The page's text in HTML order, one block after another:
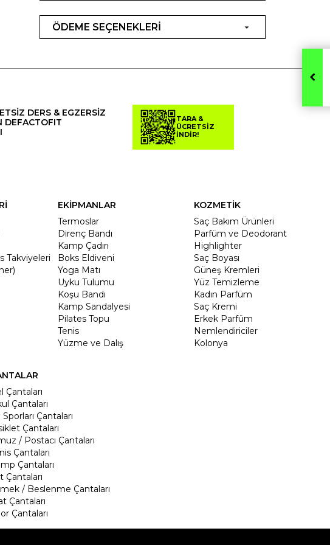
ÖDEME SEÇENEKLERİ
DERS & EGZERSİZ
DEFACTOFIT
TARA &
ÜCRETSİZ
İNDİR!
Takviyeleri
EKİPMANLAR
Termoslar
Direnç Bandı
Kamp Çadırı
Boks Eldiveni
Yoga Matı
Uyku Tulumu
Koşu Bandı
Kamp Sandalyesi
Pilates Topu
Tenis
Yüzme ve Dalış
KOZMETİK
Saç Bakım Ürünleri
Parfüm ve Deodorant
Highlighter
Saç Boyası
Güneş Kremleri
Yüz Temizleme
Kadın Parfüm
Saç Kremi
Erkek Parfüm
Nemlendiriciler
Kolonya
Çantaları
Çantaları
Sporları Çantaları
Çantaları
/ Postacı Çantaları
Çantaları
Çantaları
Çantaları
/ Beslenme Çantaları
Çantaları
Çantaları